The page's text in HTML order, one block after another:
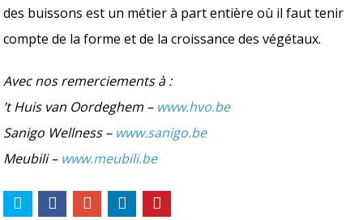
des buissons est un métier à part entière où il faut tenir
compte de la forme et de la croissance des végétaux.
Avec nos remerciements à :
’t Huis van Oordeghem – www.hvo.be
Sanigo Wellness – www.sanigo.be
Meubili – www.meubili.be